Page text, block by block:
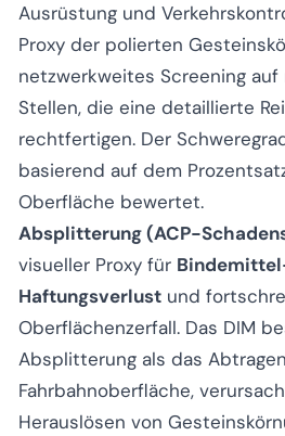
Ausrüstung und
Proxy der polierten
netzwerkweites Screening
Stellen, die eine detaillierte
rechtfertigen. Der
basierend auf dem
Oberfläche bewertet.
Absplitterung (ACP-
visueller Proxy für
Haftungsverlust und
Oberflächenzerfall. Das DIM
Absplitterung als das
Fahrbahnoberfläche,
Herauslösen von